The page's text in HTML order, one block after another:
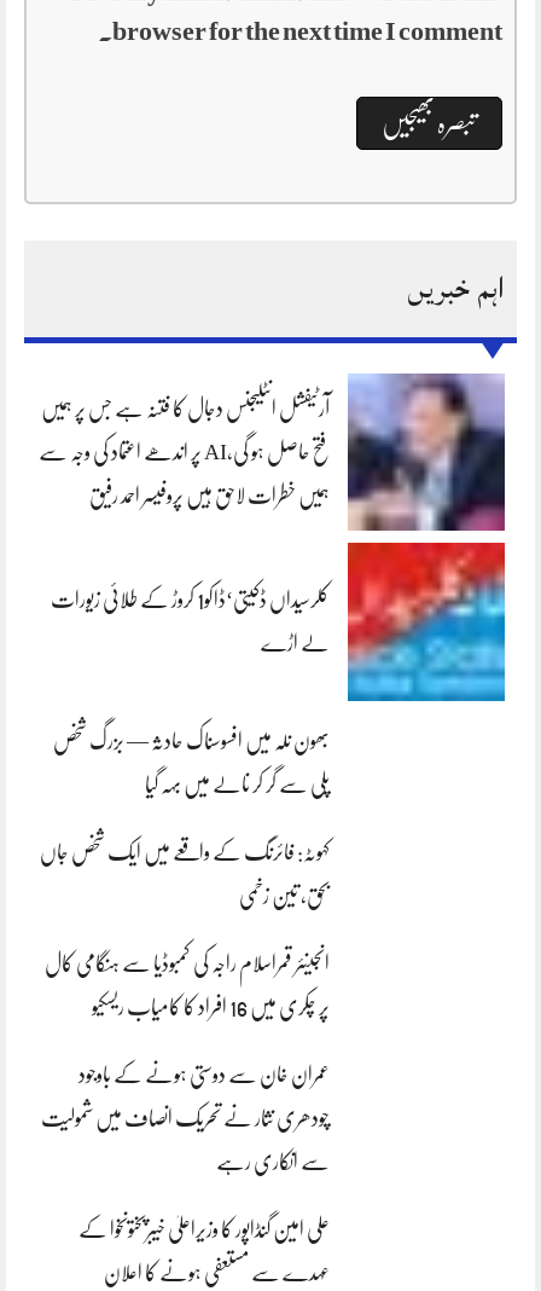
browser for the next time I comment.
اہم خبریں
آرٹیفشل انٹلیجنس دجال کا فتنہ ہے جس پر ہمیں
فتح حاصل ہو گی،AI پر اندھے اعتماد کی وجہ سے
ہمیں خطرات لاحق ہیں پروفیسر احمد رفیق
کلرسیداں ڈکیتی‘ڈاکو1 کروڑ کے طلائی زیورات
لے اڑے
بھون نلہ میں افسوسناک حادثہ — بزرگ شخص
پلی سے گر کر نالے میں بہہ گیا
کہوٹہ: فائرنگ کے واقعے میں ایک شخص جاں
بحق، تین زخمی
انجینئر قمراسلام راجہ کی کمبوڈیا سے ہنگامی کال
پر چکری میں 16 افراد کا کامیاب ریسکیو
عمران خان سے دوستی ہونے کے باوجود
چودھری نثار نے تحریک انصاف میں شمولیت
سے انکاری رہے
علی امین گنڈاپور کا وزیراعلیٰ خیبرپختونخوا کے
عہدے سے مستعفی ہونے کا اعلان